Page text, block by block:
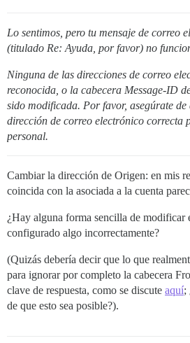
Lo sentimos, pero tu mensaje de correo
(titulado Re: Ayuda, por favor) no
Ninguna de las direcciones de correo
reconocida, o la cabecera Message-ID
sido modificada. Por favor, asegúrate de
dirección de correo electrónico correcta
personal.
Cambiar la dirección de Origen: en mis
coincida con la asociada a la cuenta
¿Hay alguna forma sencilla de modificar
configurado algo incorrectamente?
(Quizás debería decir que lo que
para ignorar por completo la cabecera
clave de respuesta, como se discute aquí;
de que esto sea posible?).